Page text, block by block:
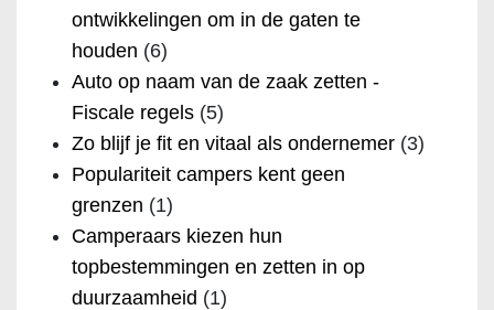
ontwikkelingen om in de gaten te
houden (6)
Auto op naam van de zaak zetten -
Fiscale regels (5)
Zo blijf je fit en vitaal als ondernemer (3)
Populariteit campers kent geen
grenzen (1)
Camperaars kiezen hun
topbestemmingen en zetten in op
duurzaamheid (1)